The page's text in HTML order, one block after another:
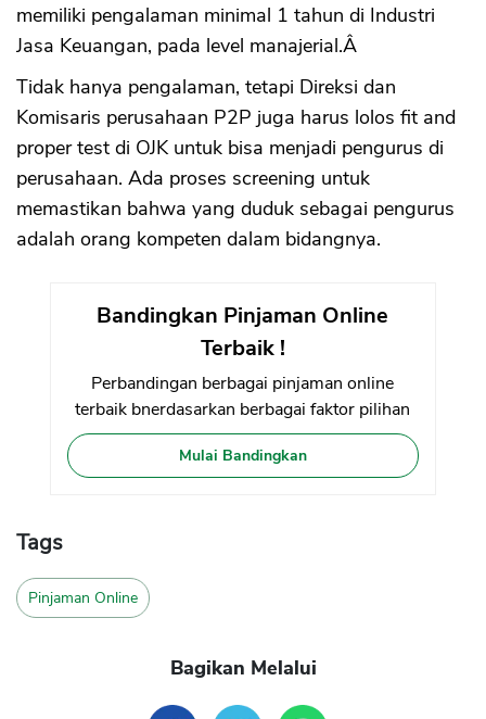
memiliki pengalaman minimal 1 tahun di Industri
Jasa Keuangan, pada level manajerial.Â
Tidak hanya pengalaman, tetapi Direksi dan
Komisaris perusahaan P2P juga harus lolos fit and
proper test di OJK untuk bisa menjadi pengurus di
perusahaan. Ada proses screening untuk
memastikan bahwa yang duduk sebagai pengurus
adalah orang kompeten dalam bidangnya.
Bandingkan Pinjaman Online
Terbaik !
Perbandingan berbagai pinjaman online
terbaik bnerdasarkan berbagai faktor pilihan
Mulai Bandingkan
Tags
Pinjaman Online
Bagikan Melalui